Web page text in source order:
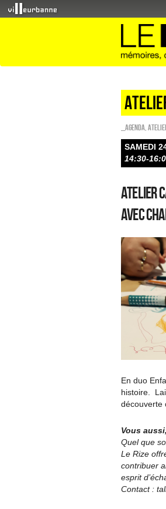
_Agenda
SAMEDI
14:30-
Atelier
Avec
En duo
histoire.
découverte
Vous
Quel que
Le Rize
contribuer
esprit
Contact :